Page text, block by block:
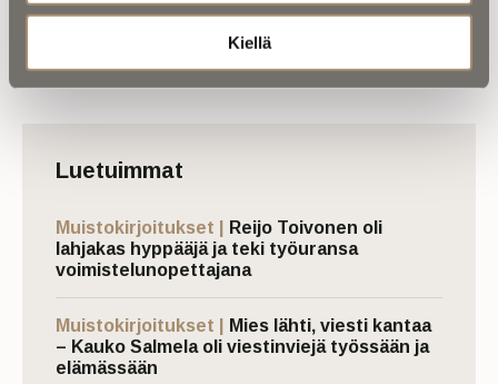
Kiellä
Luetuimmat
Muistokirjoitukset |
Reijo Toivonen oli
lahjakas hyppääjä ja teki työuransa
voimistelunopettajana
Muistokirjoitukset |
Mies lähti, viesti kantaa
– Kauko Salmela oli viestinviejä työssään ja
elämässään